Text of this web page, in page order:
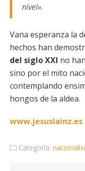
nivel».
Vana esperanza la
hechos han
del siglo XXI no
sino por el mito
contemplando
hongos de la aldea.
www.jesuslainz.es
Categoría: